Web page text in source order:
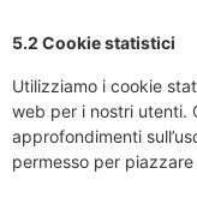
5.2 Cookie statistici
Utilizziamo i cookie
web per i nostri utenti.
approfondimenti
permesso per